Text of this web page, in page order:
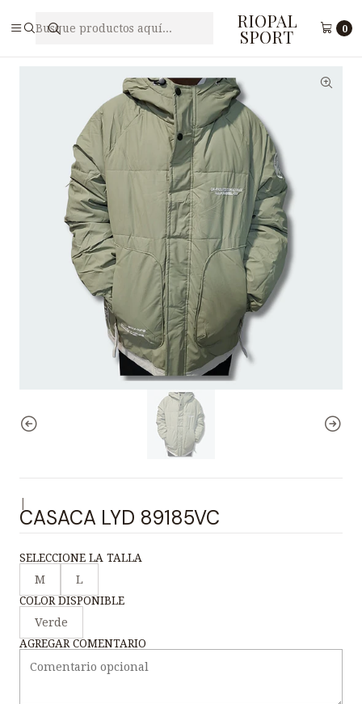
RIOPAL
SPORT 0
CASACA LYD 89185VC
CASACA LYD 89185VC
SELECCIONE LA TALLA
M
L
COLOR DISPONIBLE
Verde
AGREGAR COMENTARIO